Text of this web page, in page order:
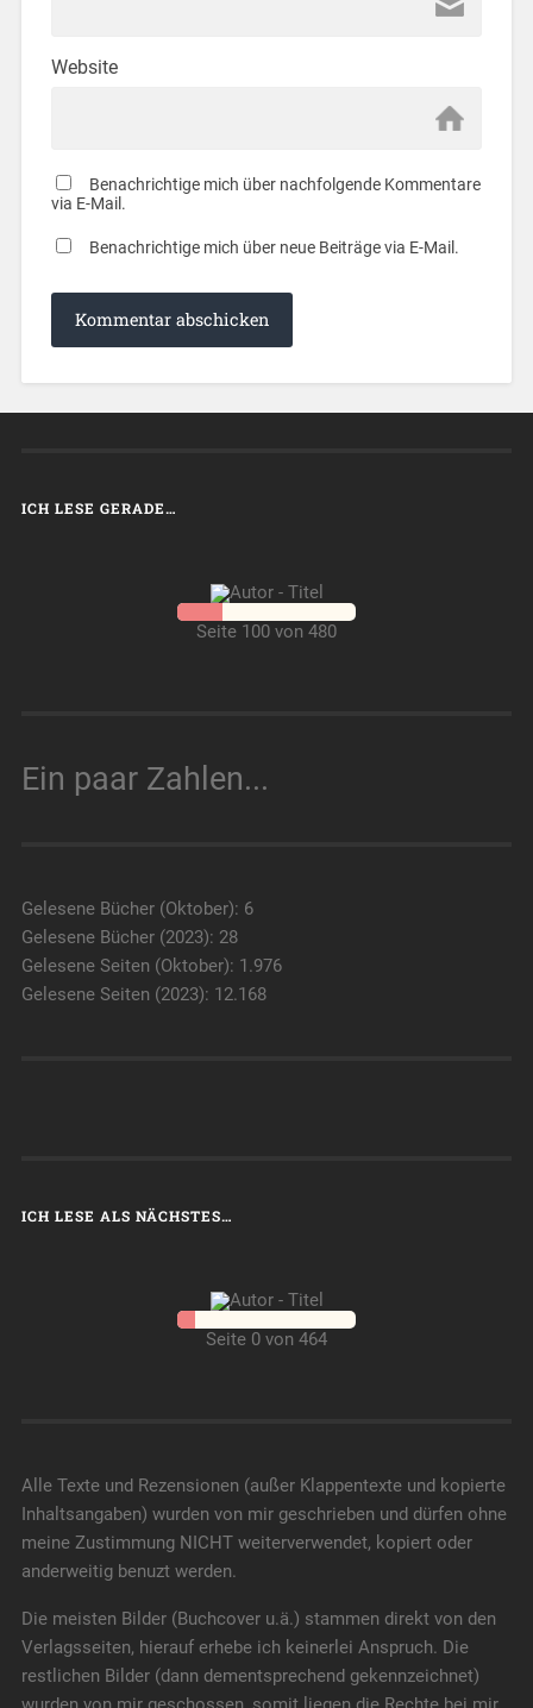
Website
Benachrichtige mich über nachfolgende Kommentare
via E-Mail.
Benachrichtige mich über neue Beiträge via E-Mail.
ICH LESE GERADE…
Seite 100 von 480
Ein paar Zahlen...
Gelesene Bücher (Oktober): 6
Gelesene Bücher (2023): 28
Gelesene Seiten (Oktober): 1.976
Gelesene Seiten (2023): 12.168
ICH LESE ALS NÄCHSTES…
Seite 0 von 464
Alle Texte und Rezensionen (außer Klappentexte und kopierte
Inhaltsangaben) wurden von mir geschrieben und dürfen ohne
meine Zustimmung NICHT weiterverwendet, kopiert oder
anderweitig benuzt werden.
Die meisten Bilder (Buchcover u.ä.) stammen direkt von den
Verlagsseiten, hierauf erhebe ich keinerlei Anspruch. Die
restlichen Bilder (dann dementsprechend gekennzeichnet)